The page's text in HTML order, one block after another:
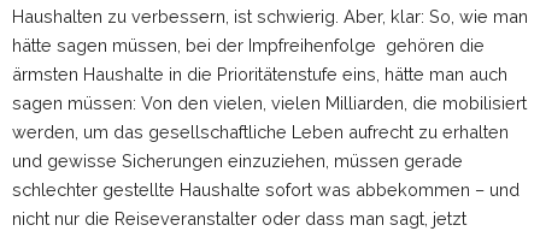
Haushalten zu verbessern, ist schwierig. Aber, klar: So, wie man
hätte sagen müssen, bei der Impfreihenfolge gehören die
ärmsten Haushalte in die Prioritätenstufe eins, hätte man auch
sagen müssen: Von den vielen, vielen Milliarden, die mobilisiert
werden, um das gesellschaftliche Leben aufrecht zu erhalten
und gewisse Sicherungen einzuziehen, müssen gerade
schlechter gestellte Haushalte sofort was abbekommen – und
nicht nur die Reiseveranstalter oder dass man sagt, jetzt